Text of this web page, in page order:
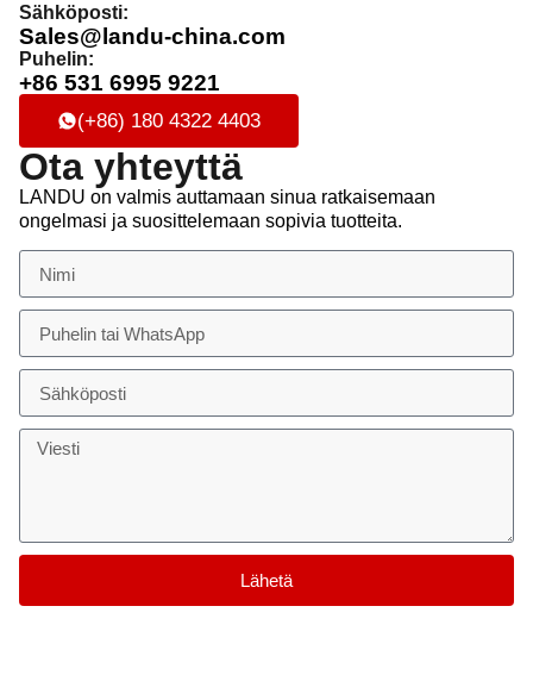
Sähköposti:
Sales@landu-china.com
Puhelin:
+86 531 6995 9221
(+86) 180 4322 4403
Ota yhteyttä
LANDU on valmis auttamaan sinua ratkaisemaan
ongelmasi ja suosittelemaan sopivia tuotteita.
Lähetä